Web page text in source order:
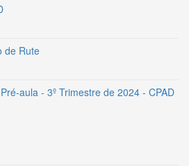
de Rute
aula - 3º Trimestre de 2024 - CPAD